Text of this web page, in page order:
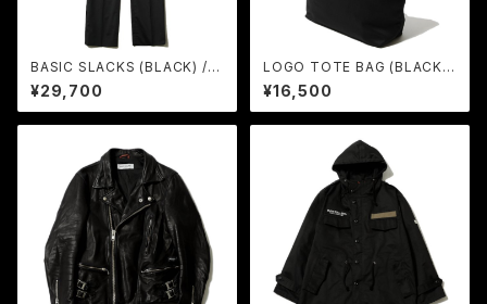
BASIC SLACKS (BLACK) / R
UDE GALLERY
¥29,700
LOGO TOTE BAG (BLACK)
/ RUDE GALLERY
¥16,500